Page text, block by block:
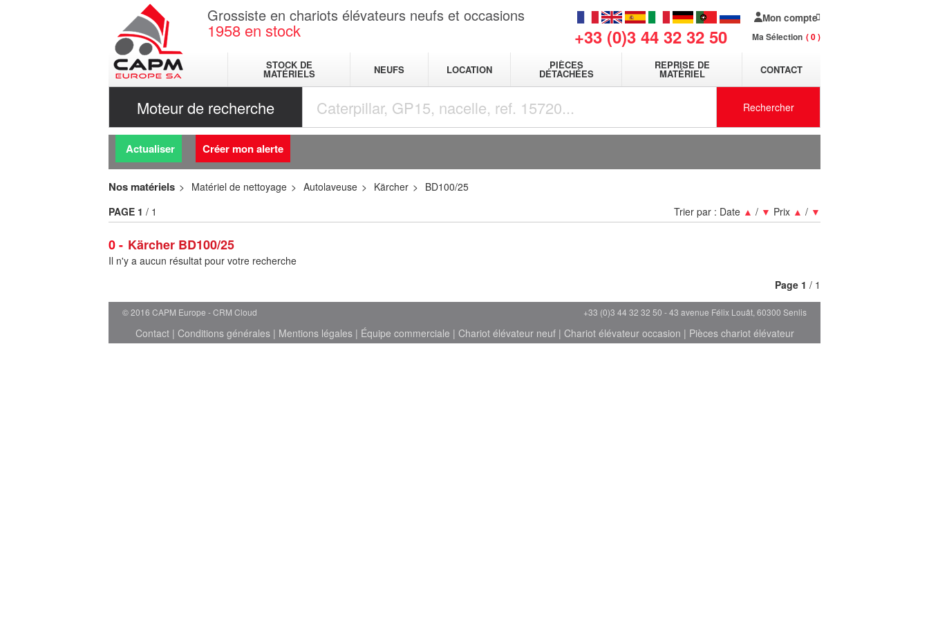
Grossiste en chariots élévateurs neufs et occasions
1958 en stock +33 (0)3 44 32 32 50
Mon compte
Ma Sélection 0
STOCK DE
MATÉRIELS NEUFS LOCATION PIÈCES
DÉTACHÉES
REPRISE DE
MATÉRIEL CONTACT
Moteur de recherche Rechercher
Actualiser Créer mon alerte
Nos matériels Matériel de nettoyage Autolaveuse Kärcher BD100/25
0 Kärcher BD100/25
Trier par : Date ▲ / ▼ Prix ▲ / ▼
PAGE 1 / 1
Il n'y a aucun résultat pour votre recherche
Page 1 / 1
© 2016 CAPM Europe CRM Cloud +33 (0)3 44 32 32 50 - 43 avenue Félix Louât, 60300 Senlis
Contact| Conditions générales| Mentions légales| Équipe commerciale | Chariot élévateur neuf| Chariot élévateur occasion | Pièces chariot élévateur